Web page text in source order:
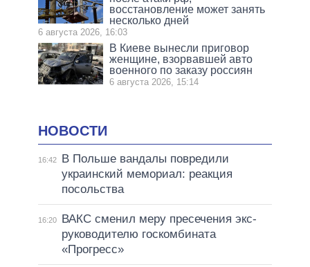
восстановление может занять
несколько дней
6 августа 2026, 16:03
В Киеве вынесли приговор
женщине, взорвавшей авто
военного по заказу россиян
6 августа 2026, 15:14
НОВОСТИ
16:42
В Польше вандалы повредили
украинский мемориал: реакция
посольства
16:20
ВАКС сменил меру пресечения экс-
руководителю госкомбината
«Прогресс»